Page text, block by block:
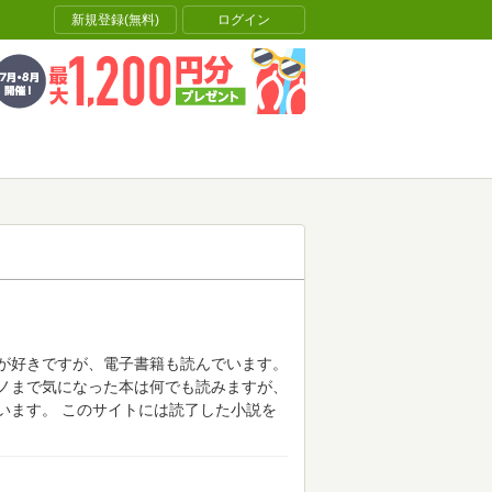
新規登録(無料) ログイン
きですが、電子書籍も読んでいます。
で気になった本は何でも読みますが、
す。
このサイトには読了した小説を